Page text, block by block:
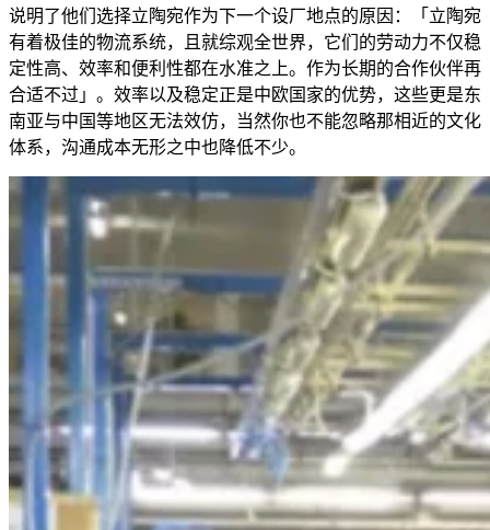
说明了他们选择立陶宛作为下一个设厂地点的原因：「立陶宛
有着极佳的物流系统，且就综观全世界，它们的劳动力不仅稳
定性高、效率和便利性都在水准之上。作为长期的合作伙伴再
合适不过」。效率以及稳定正是中欧国家的优势，这些更是东
南亚与中国等地区无法效仿，当然你也不能忽略那相近的文化
体系，沟通成本无形之中也降低不少。